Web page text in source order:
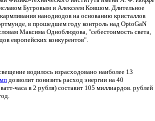
Бугровым и Алексеем Ковшом. Длительное
нанодиодов на основанию кристаллов
в прошедшем году контроль над OptoGaN
Максима Одноблюдова, "себестоимость света,
европейских конкурентов".
водилось израсходовано наиболее 13
дозволит понизить расход энергии на 40
часа в 2 рубля) составит 105 миллиардов. рублей